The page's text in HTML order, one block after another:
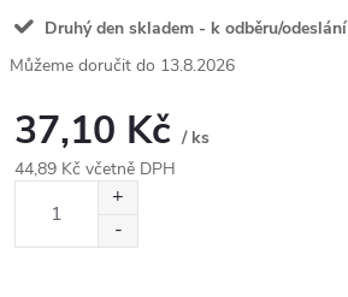
Druhý den skladem - k odběru/odeslání
13.8.2026
37,10 Kč / ks
44,89 Kč včetně DPH